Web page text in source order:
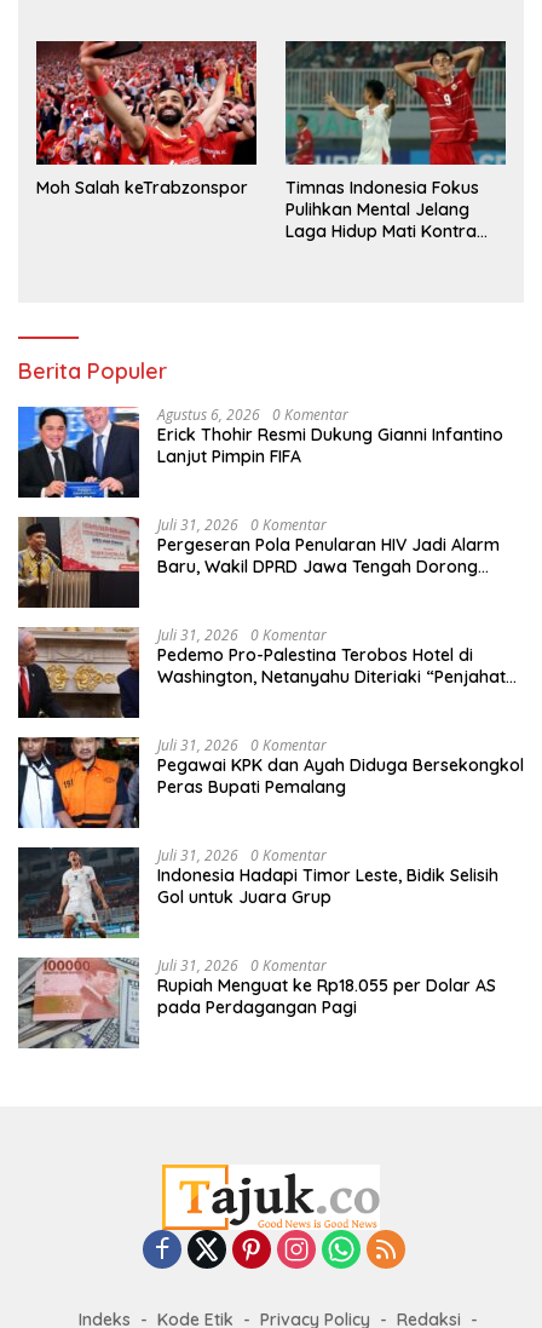
Moh Salah keTrabzonspor
Timnas Indonesia Fokus
Pulihkan Mental Jelang
Laga Hidup Mati Kontra
Berita Populer
Agustus 6, 2026 0 Komentar
Erick Thohir Resmi Dukung Gianni Infantino
Lanjut Pimpin FIFA
Juli 31, 2026 0 Komentar
Pergeseran Pola Penularan HIV Jadi Alarm
Baru, Wakil DPRD Jawa Tengah Dorong
Juli 31, 2026 0 Komentar
Pedemo Pro-Palestina Terobos Hotel di
Washington, Netanyahu Diteriaki “Penjahat
Juli 31, 2026 0 Komentar
Pegawai KPK dan Ayah Diduga Bersekongkol
Peras Bupati Pemalang
Juli 31, 2026 0 Komentar
Indonesia Hadapi Timor Leste, Bidik Selisih
Gol untuk Juara Grup
Juli 31, 2026 0 Komentar
Rupiah Menguat ke Rp18.055 per Dolar AS
pada Perdagangan Pagi
Indeks Kode Etik Privacy Policy Redaksi